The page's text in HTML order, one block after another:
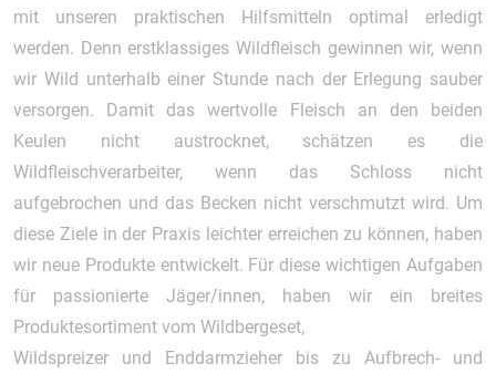
mit unseren praktischen Hilfsmitteln optimal erledigt
werden. Denn erstklassiges Wildfleisch gewinnen wir, wenn
wir Wild unterhalb einer Stunde nach der Erlegung sauber
versorgen. Damit das wertvolle Fleisch an den beiden
Keulen nicht austrocknet, schätzen es die
Wildfleischverarbeiter, wenn das Schloss nicht
aufgebrochen und das Becken nicht verschmutzt wird. Um
diese Ziele in der Praxis leichter erreichen zu können, haben
wir neue Produkte entwickelt. Für diese wichtigen Aufgaben
für passionierte Jäger/innen, haben wir ein breites
Produktesortiment vom Wildbergeset,
Wildspreizer und Enddarmzieher bis zu Aufbrech- und